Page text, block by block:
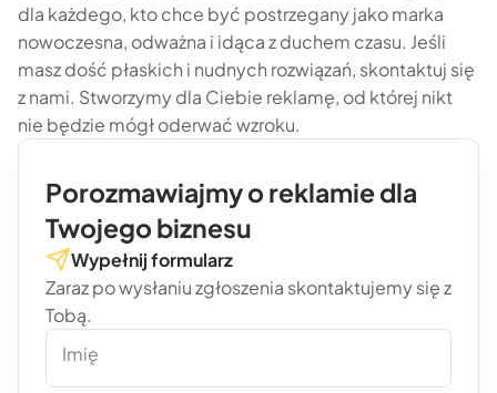
dla każdego, kto chce być postrzegany jako marka
nowoczesna, odważna i idąca z duchem czasu. Jeśli
masz dość płaskich i nudnych rozwiązań, skontaktuj się
z nami. Stworzymy dla Ciebie reklamę, od której nikt
nie będzie mógł oderwać wzroku.
Porozmawiajmy o reklamie dla
Twojego biznesu
Wypełnij formularz
Zaraz po wysłaniu zgłoszenia skontaktujemy się z
Tobą.
Imię